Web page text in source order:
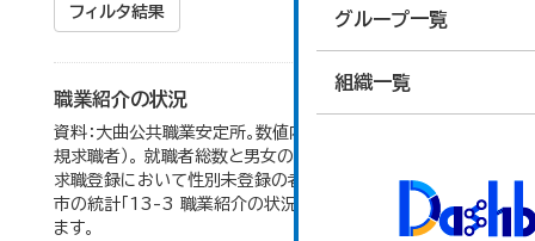
グループ一覧
組織一覧
フィルタ結果
職業紹介の状況
資料：大曲公共職業安定所。数値内の就職率は（就職者/新
規求職者）。 就職者総数と男女の合計が一致しないのは、
求職登録において性別未登録の者も含まれるため。 大仙
市の統計「13-3 職業紹介の状況」のデータを参照してい
ます。